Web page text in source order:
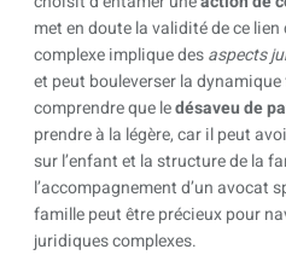
met en doute la validité de ce
complexe implique desaspects
et peut bouleverser la
comprendre que ledésaveu de
prendre à la légère, car il peut
sur l’enfant et la structure de la
l’accompagnement d’un avocat
famille peut être précieux pour
juridiques complexes.